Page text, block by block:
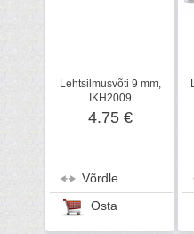
Lehtsilmusvõti 9 mm,
IKH2009
4.75 €
Võrdle
Osta